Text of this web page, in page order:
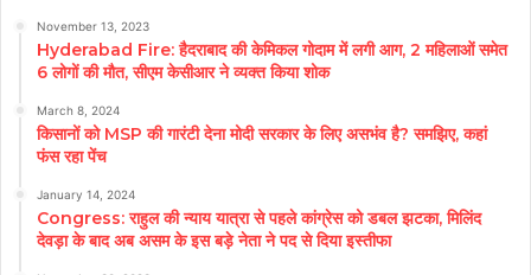
November 13, 2023
Hyderabad Fire: हैदराबाद की केमिकल गोदाम में लगी आग, 2 महिलाओं समेत
6 लोगों की मौत, सीएम केसीआर ने व्यक्त किया शोक
March 8, 2024
किसानों को MSP की गारंटी देना मोदी सरकार के लिए असभंव है? समझिए, कहां
फंस रहा पेंच
January 14, 2024
Congress: राहुल की न्याय यात्रा से पहले कांग्रेस को डबल झटका, मिलिंद
देवड़ा के बाद अब असम के इस बड़े नेता ने पद से दिया इस्तीफा